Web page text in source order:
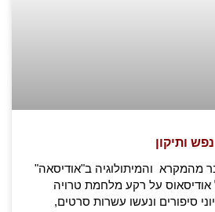
ותיקון
מהמקרא והמיתולוגיה ב"אודיסאה"
אודיסאוס על רקע מלחמת טרויה
סיפורים ונעשו עשרות סרטים,